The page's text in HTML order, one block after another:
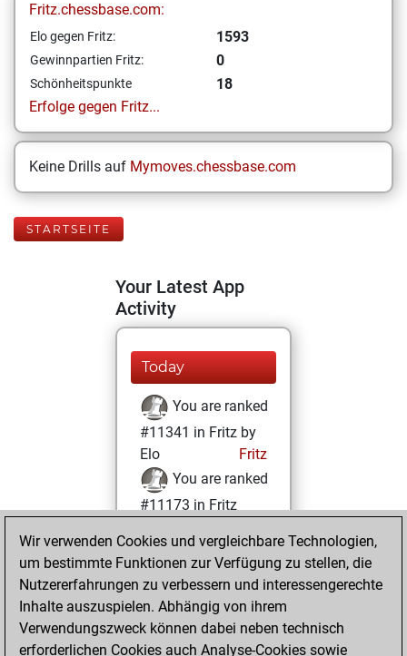
Fritz.chessbase.com:
Elo gegen Fritz: 1593
Gewinnpartien Fritz: 0
Schönheitspunkte
18
Erfolge gegen Fritz...
Keine Drills auf Mymoves.chessbase.com
STARTSEITE
Your Latest App
Activity
Today
You are ranked
#11341 in Fritz by
Elo
Fritz
You are ranked
#11173 in Fritz
Dienstag, April 5,
2022
You achieved a
BeautyScore of 18
Wir verwenden Cookies und vergleichbare Technologien,
um bestimmte Funktionen zur Verfügung zu stellen, die
Nutzererfahrungen zu verbessern und interessengerechte
Inhalte auszuspielen. Abhängig von ihrem
Verwendungszweck können dabei neben technisch
erforderlichen Cookies auch Analyse-Cookies sowie